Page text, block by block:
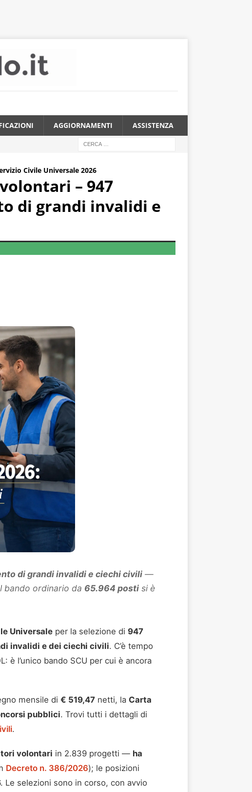
AGGIORNAMENTI ASSISTENZA
Civile Universale 2026
– 947
di grandi invalidi e
di grandi invalidi e ciechi civili —
bando ordinario da 65.964 posti si è
Universale per la selezione di 947
invalidi e dei ciechi civili. C’è tempo
è l’unico bando SCU per cui è ancora
mensile di € 519,47 netti, la Carta
pubblici. Trovi tutti i dettagli di
.
volontari in 2.839 progetti — ha
Decreto n. 386/2026); le posizioni
Le selezioni sono in corso, con avvio